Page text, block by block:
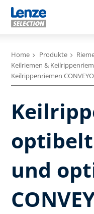
Home Produkte
Keilriemen &
Keilrippenriemen
optibelt
und